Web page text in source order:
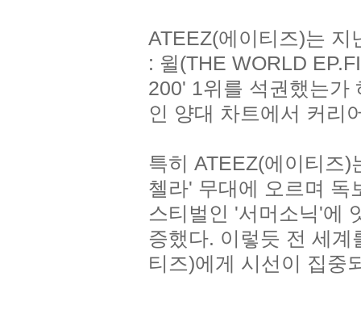
ATEEZ(에이티즈)는
: 윌(THE WORLD
200' 1위를 석권했는가
인 양대 차트에서 커리
특히 ATEEZ(에이티즈
첼라' 무대에 오르며 독
스티벌인 '서머소닉'에
증했다. 이렇듯 전 세
티즈)에게 시선이 집중